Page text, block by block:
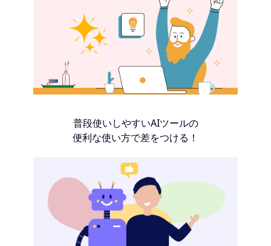
普段使いしやすいAIツールの
便利な使い方で差をつける！